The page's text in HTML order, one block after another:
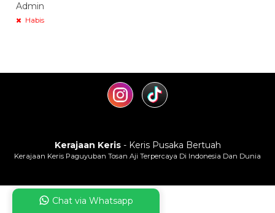
Admin
Habis
Kerajaan Keris- Keris Pusaka Bertuah
Kerajaan Keris Paguyuban Tosan Aji Terpercaya Di Indonesia Dan Dunia
Chat via Whatsapp